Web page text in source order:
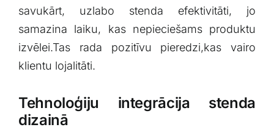
savukārt, uzlabo stenda efektivitāti, jo
samazina laiku, kas nepieciešams produktu
izvēlei.Tas rada pozitīvu pieredzi,kas vairo
klientu lojalitāti.
Tehnoloģiju integrācija‍ stenda
dizainā